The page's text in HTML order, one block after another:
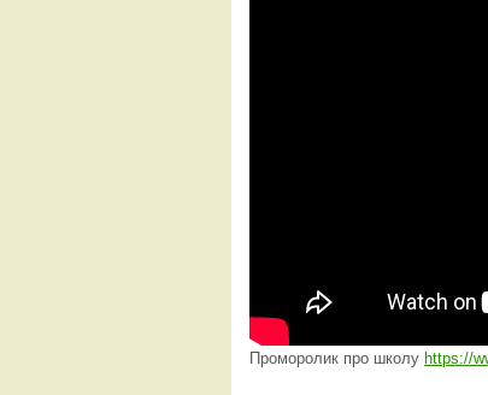
Проморолик про школу https://